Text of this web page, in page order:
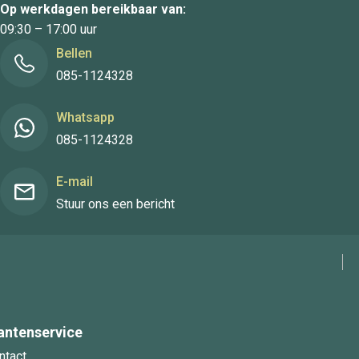
Op werkdagen bereikbaar van:
09:30 – 17:00 uur
Bellen
085-1124328
Whatsapp
085-1124328
E-mail
Stuur ons een bericht